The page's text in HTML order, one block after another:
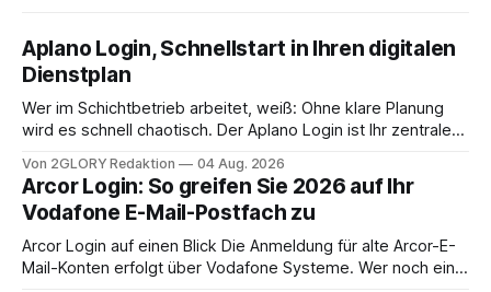
Aplano Login, Schnellstart in Ihren digitalen
Dienstplan
Wer im Schichtbetrieb arbeitet, weiß: Ohne klare Planung
wird es schnell chaotisch. Der Aplano Login ist Ihr zentraler
abwesenheiten und die gesamte kommunikation rund um
Ihr personal digital zu organisieren. In diesem Leitfaden
erfahren Sie alles, was Sie für einen reibungslosen Einstieg
brauchen, von der Registrierung
Von 2GLORY Redaktion 04 Aug. 2026
Arcor Login: So greifen Sie 2026 auf Ihr
Vodafone E-Mail-Postfach zu
Arcor Login auf einen Blick Die Anmeldung für alte Arcor-E-
Mail-Konten erfolgt über Vodafone Systeme. Wer noch eine